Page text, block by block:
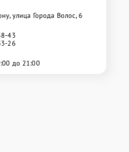
улица Города Волос, 6
43
26
до 21:00